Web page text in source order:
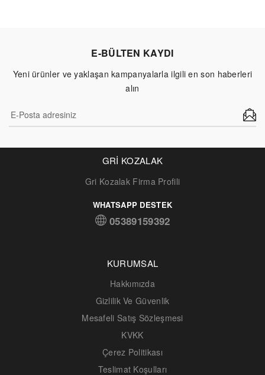
E-BÜLTEN KAYDI
Yeni ürünler ve yaklaşan kampanyalarla ilgili en son haberleri
alın
GRİ KOZALAK
Gri Kozalak Firma Profili
WHATSAPP DESTEK
05389159392
KURUMSAL
Hakkımızda
Gizlilik Ve Güvenlik
Mesafeli Satış Sözleşmesi
KVKK
Çerez Politikası
Teslimat Koşulları